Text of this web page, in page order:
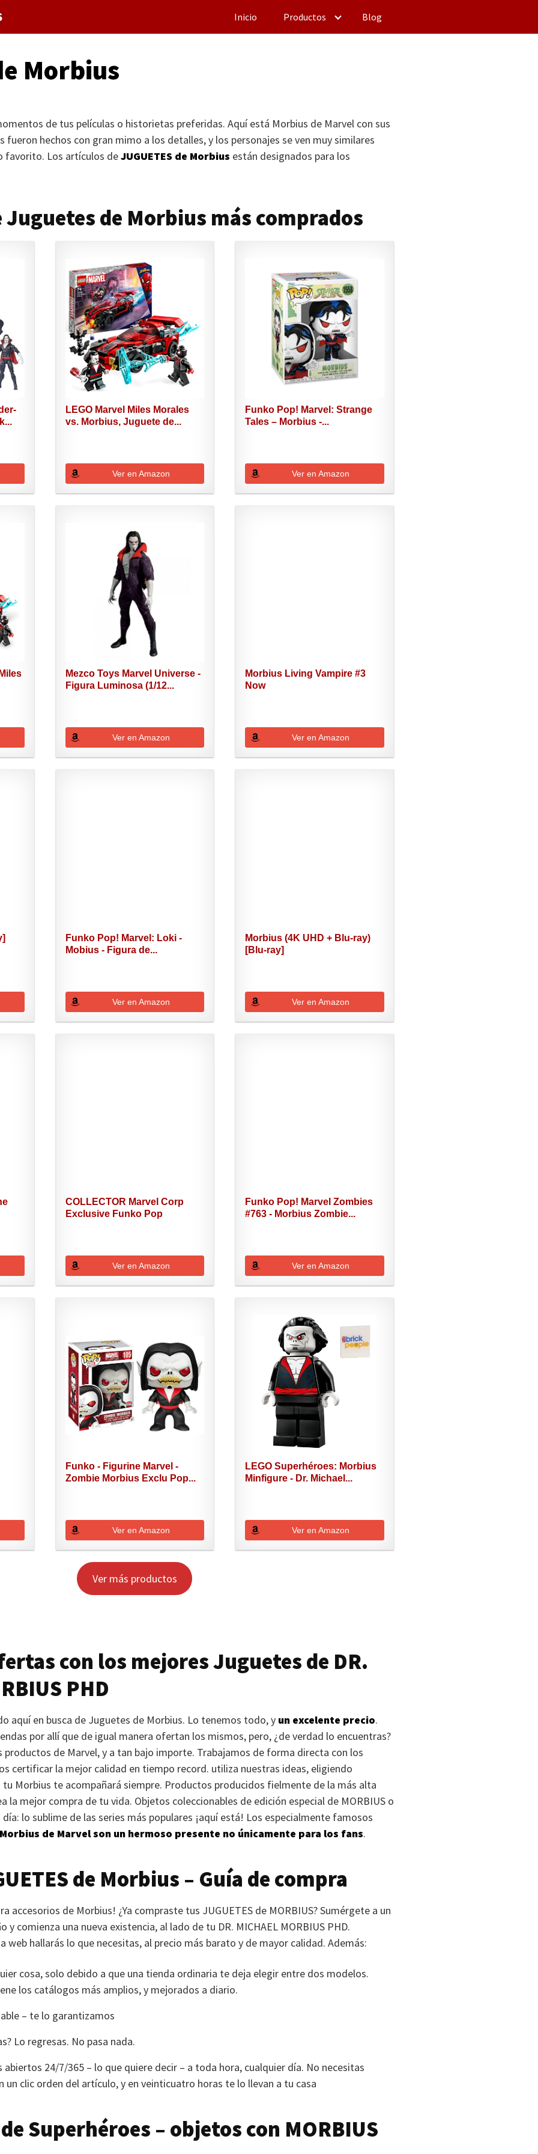
Inicio Productos Blog
Morbius
de tus películas o historietas preferidas. Aquí está Morbius de Marvel con sus
fueron hechos con gran mimo a los detalles, y los personajes se ven muy similares
favorito. Los artículos deJUGUETES de Morbius están designados para los
de Morbius más comprados
LEGO Marvel Miles Morales
vs. Morbius, Juguete de...
Ver en Amazon
Funko Pop! Marvel: Strange
Tales – Morbius -...
Ver en Amazon
Mezco Toys Marvel Universe -
Figura Luminosa (1/12...
Ver en Amazon
Morbius Living Vampire #3
Now
Ver en Amazon
Funko Pop! Marvel: Loki -
Mobius - Figura de...
Ver en Amazon
Morbius (4K UHD + Blu-ray)
[Blu-ray]
Ver en Amazon
COLLECTOR Marvel Corp
Exclusive Funko Pop
Ver en Amazon
Funko Pop! Marvel Zombies
#763 - Morbius Zombie...
Ver en Amazon
Funko - Figurine Marvel -
Zombie Morbius Exclu Pop...
Ver en Amazon
LEGO Superhéroes: Morbius
Minfigure - Dr. Michael...
Ver en Amazon
Ver más productos
con los mejores Juguetes de DR.
PHD
aquí en busca de Juguetes de Morbius. Lo tenemos todo, y un excelente precio.
por allí que de igual manera ofertan los mismos, pero, ¿de verdad lo encuentras?
productos de Marvel, y a tan bajo importe. Trabajamos de forma directa con los
certificar la mejor calidad en tiempo record. utiliza nuestras ideas, eligiendo
Morbius te acompañará siempre. Productos producidos fielmente de la más alta
la mejor compra de tu vida. Objetos coleccionables de edición especial de MORBIUS o
lo sublime de las series más populares ¡aquí está! Los especialmente famosos
de Marvel son un hermoso presente no únicamente para los fans.
de Morbius – Guía de compra
accesorios de Morbius! ¿Ya compraste tus JUGUETES de MORBIUS? Sumérgete a un
y comienza una nueva existencia, al lado de tu DR. MICHAEL MORBIUS PHD.
web hallarás lo que necesitas, al precio más barato y de mayor calidad. Además:
cosa, solo debido a que una tienda ordinaria te deja elegir entre dos modelos.
los catálogos más amplios, y mejorados a diario.
– te lo garantizamos
Lo regresas. No pasa nada.
abiertos 24/7/365 – lo que quiere decir – a toda hora, cualquier día. No necesitas
un clic orden del artículo, y en veinticuatro horas te lo llevan a tu casa
Superhéroes – objetos con MORBIUS